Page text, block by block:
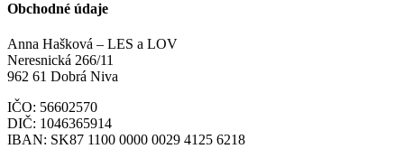
Obchodné údaje
Anna Hašková – LES a LOV
Neresnická 266/11
962 61 Dobrá Niva
IČO: 56602570
DIČ: 1046365914
IBAN: SK87 1100 0000 0029 4125 6218